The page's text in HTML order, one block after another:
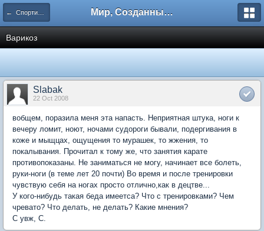
← Спортивная медицина Мир, Созданный Мастером.
Варикоз
Slabak
22 Oct 2008
вобщем, поразила меня эта напасть. Неприятная штука, ноги к
вечеру ломит, ноют, ночами судороги бывали, подергивания в
коже и мыщцах, ощущения то мурашек, то жжения, то
покалывания. Прочитал к тому же, что занятия карате
противопоказаны. Не заниматься не могу, начинает все болеть,
руки-ноги (в теме лет 20 почти) Во время и после тренировки
чувствую себя на ногах просто отлично,как в децтве...
У кого-нибудь такая беда имеетса? Что с тренировками? Чем
чревато? Что делать, не делать? Какие мнения?
С увж, С.